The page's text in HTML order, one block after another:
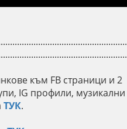
към FB страници и 2
IG профили,
ТУК.